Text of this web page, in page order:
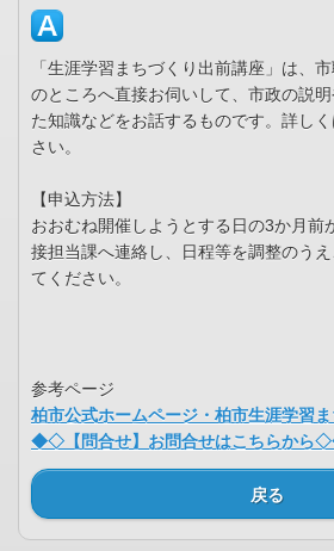
「生涯学習まちづくり出前講座」は、
のところへ直接お伺いして、市政の説
た知識などをお話するものです。詳し
さい。
【申込方法】
おおむね開催しようとする日の3か月前
接担当課へ連絡し、日程等を調整のう
てください。
参考ページ
柏市公式ホームページ・柏市生涯学習
◆◇【問合せ】お問合せはこちらから
戻る